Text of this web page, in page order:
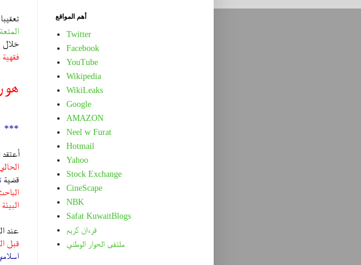
المتعة
خلال
***
قضية
عند
قبل
أهم المواقع
Twitter
Facebook
YouTube
Wikipedia
WikiLeaks
Google
AMAZON
Neel w Furat
Hotmail
Yahoo
Stock Exchange
CineScape
NBK
Safat KuwaitBlogs
قرءان كريم
ملتقى الحوار الوطني